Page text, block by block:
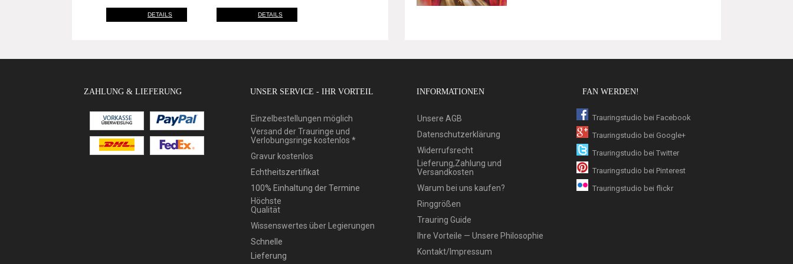
DETAILS DETAILS
ZAHLUNG & LIEFERUNG UNSER SERVICE - IHR VORTEIL
Einzelbestellungen möglich
Versand der Trauringe und
Verlobungsringe kostenlos *
Gravur kostenlos
Echtheitszertifikat
100% Einhaltung der Termine
Höchste
Qualität
Wissenswertes über Legierungen
Schnelle
Lieferung
INFORMATIONEN
Unsere AGB
Datenschutzerklärung
Widerrufsrecht
Lieferung,Zahlung und
Versandkosten
Warum bei uns kaufen?
Ringgrößen
Trauring Guide
Ihre Vorteile — Unsere Philosophie
Kontakt/Impressum
FAN WERDEN!
Trauringstudio bei Facebook
Trauringstudio bei Google+
Trauringstudio bei Twitter
Trauringstudio bei Pinterest
Trauringstudio bei flickr